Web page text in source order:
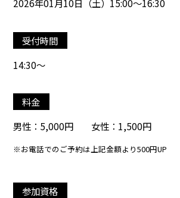
2026年01月10日（土）15:00～16:30
受付時間
14:30～
料金
男性：5,000円 女性：1,500円
※お電話でのご予約は上記金額より500円UP
参加資格